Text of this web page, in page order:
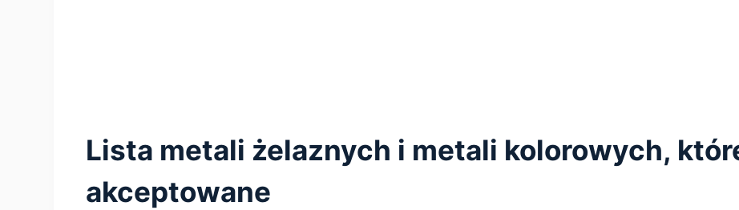
Lista metali żelaznych i metali kolorowych,
akceptowane